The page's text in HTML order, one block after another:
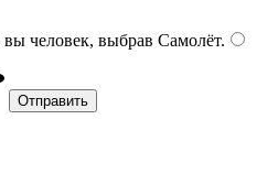
человек, выбрав Самолёт.